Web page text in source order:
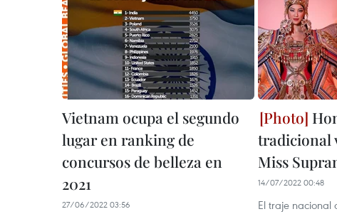
Vietnam ocupa el segundo
lugar en ranking de
concursos de belleza en
2021
27/06/2022 03:56
tradicional
Miss
14/07/2022 00:48
El traje nacional